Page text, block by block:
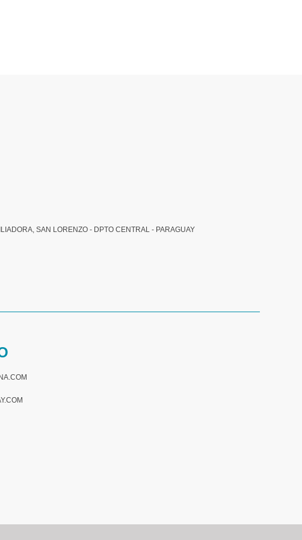
SAN LORENZO - DPTO CENTRAL - PARAGUAY